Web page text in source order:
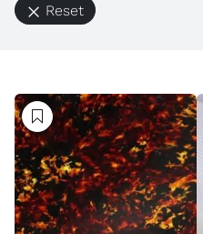
Reset
Suivre